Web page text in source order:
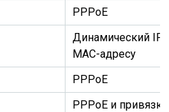
PPPoE
Динамический IP
MAC-адресу
PPPoE
PPPoE и